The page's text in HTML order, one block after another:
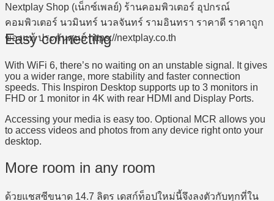
Easy connecting
With WiFi 6, there’s no waiting on an unstable signal. It gives
you a wider range, more stability and faster connection
speeds. This Inspiron Desktop supports up to 3 monitors in
FHD or 1 monitor in 4K with rear HDMI and Display Ports.
Accessing your media is easy too. Optional MCR allows you
to access videos and photos from any device right onto your
desktop.
More room in any room
ด้วยแชสซีขนาด 14.7 ลิตร เดสก์ท็อปใหม่นี้จึงลงตัวกับทุกที่ใน